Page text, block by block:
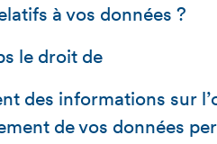
à vos données ?
le droit de
des informations sur l’
de vos données